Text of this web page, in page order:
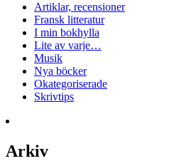
Artiklar, recensioner
Fransk litteratur
I min bokhylla
Lite av varje…
Musik
Nya böcker
Okategoriserade
Skrivtips
Arkiv